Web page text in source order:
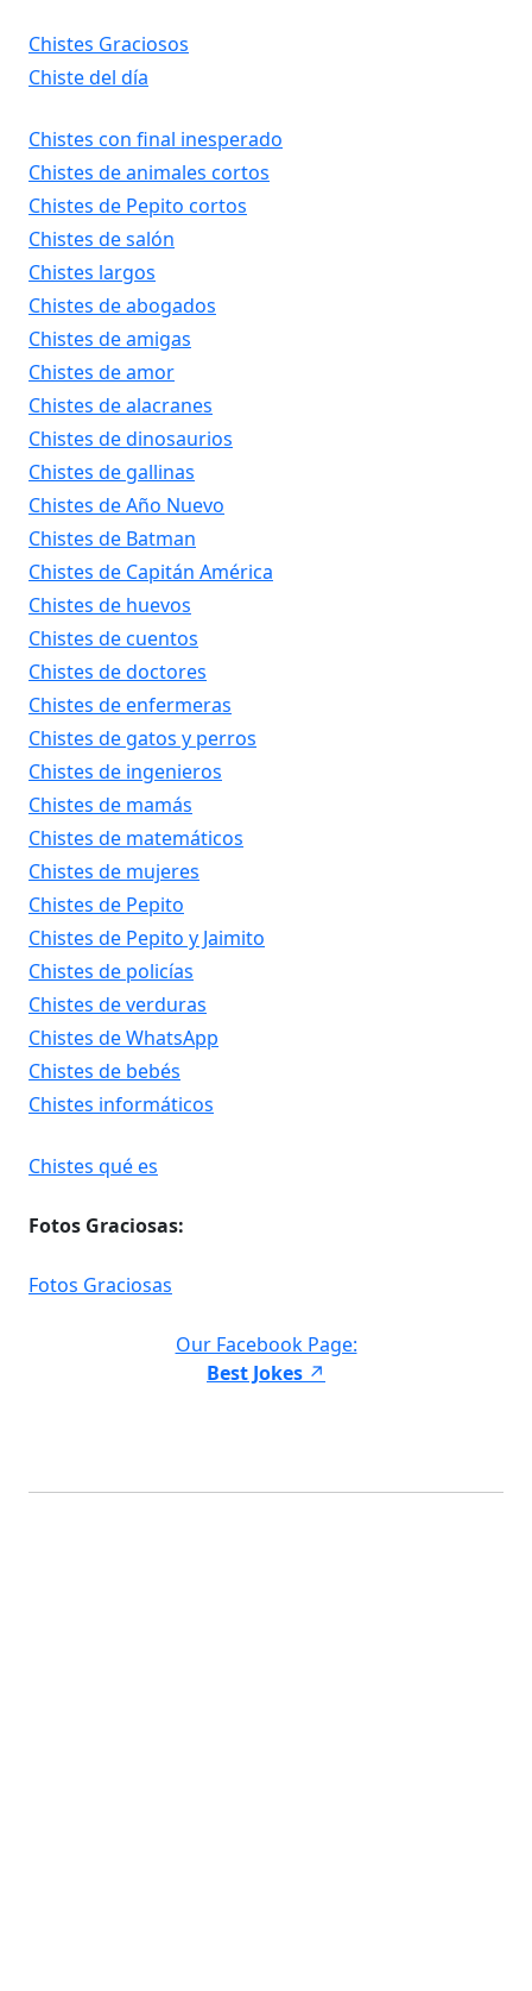
Chistes Graciosos
Chiste del día
Chistes con final inesperado
Chistes de animales cortos
Chistes de Pepito cortos
Chistes de salón
Chistes largos
Chistes de abogados
Chistes de amigas
Chistes de amor
Chistes de alacranes
Chistes de dinosaurios
Chistes de gallinas
Chistes de Año Nuevo
Chistes de Batman
Chistes de Capitán América
Chistes de huevos
Chistes de cuentos
Chistes de doctores
Chistes de enfermeras
Chistes de gatos y perros
Chistes de ingenieros
Chistes de mamás
Chistes de matemáticos
Chistes de mujeres
Chistes de Pepito
Chistes de Pepito y Jaimito
Chistes de policías
Chistes de verduras
Chistes de WhatsApp
Chistes de bebés
Chistes informáticos
Chistes qué es
Fotos Graciosas:
Fotos Graciosas
Our Facebook Page:
Best Jokes ↗